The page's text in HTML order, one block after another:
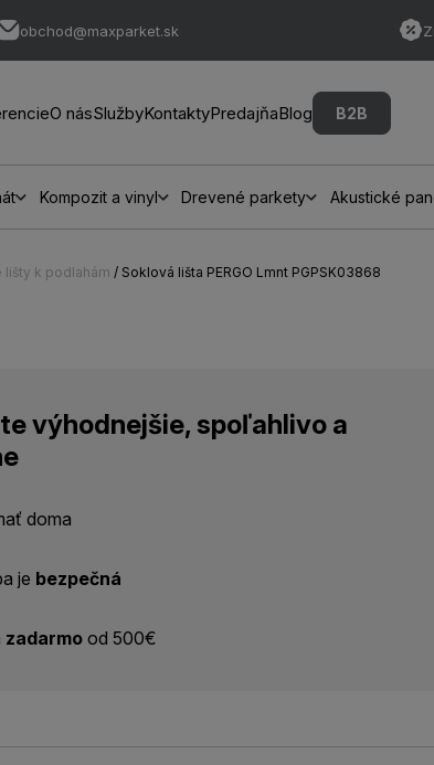
obchod@maxparket.sk
O násSlužbyKontaktyPredajňaBlog B2B
Kompozit a vinyl Drevené parkety Akustické
lišty k podlahám / Soklová lišta PERGO Lmnt PGPSK03868
výhodnejšie, spoľahlivo a
doma
je bezpečná
zadarmo od 500€